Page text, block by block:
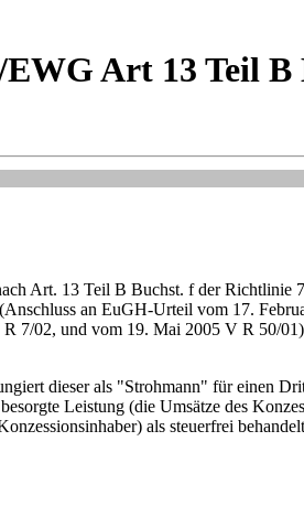
Art 13 Teil B
Art. 13 Teil B Buchst. f der Richtlinie
an EuGH-Urteil vom 17.
7/02, und vom 19. Mai 2005 V R 50/
dieser als "Strohmann" für einen
Leistung (die Umsätze des
als steuerfrei